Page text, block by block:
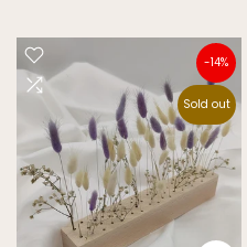
-14%
Sold out